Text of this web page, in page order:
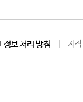
정보 처리 방침 저